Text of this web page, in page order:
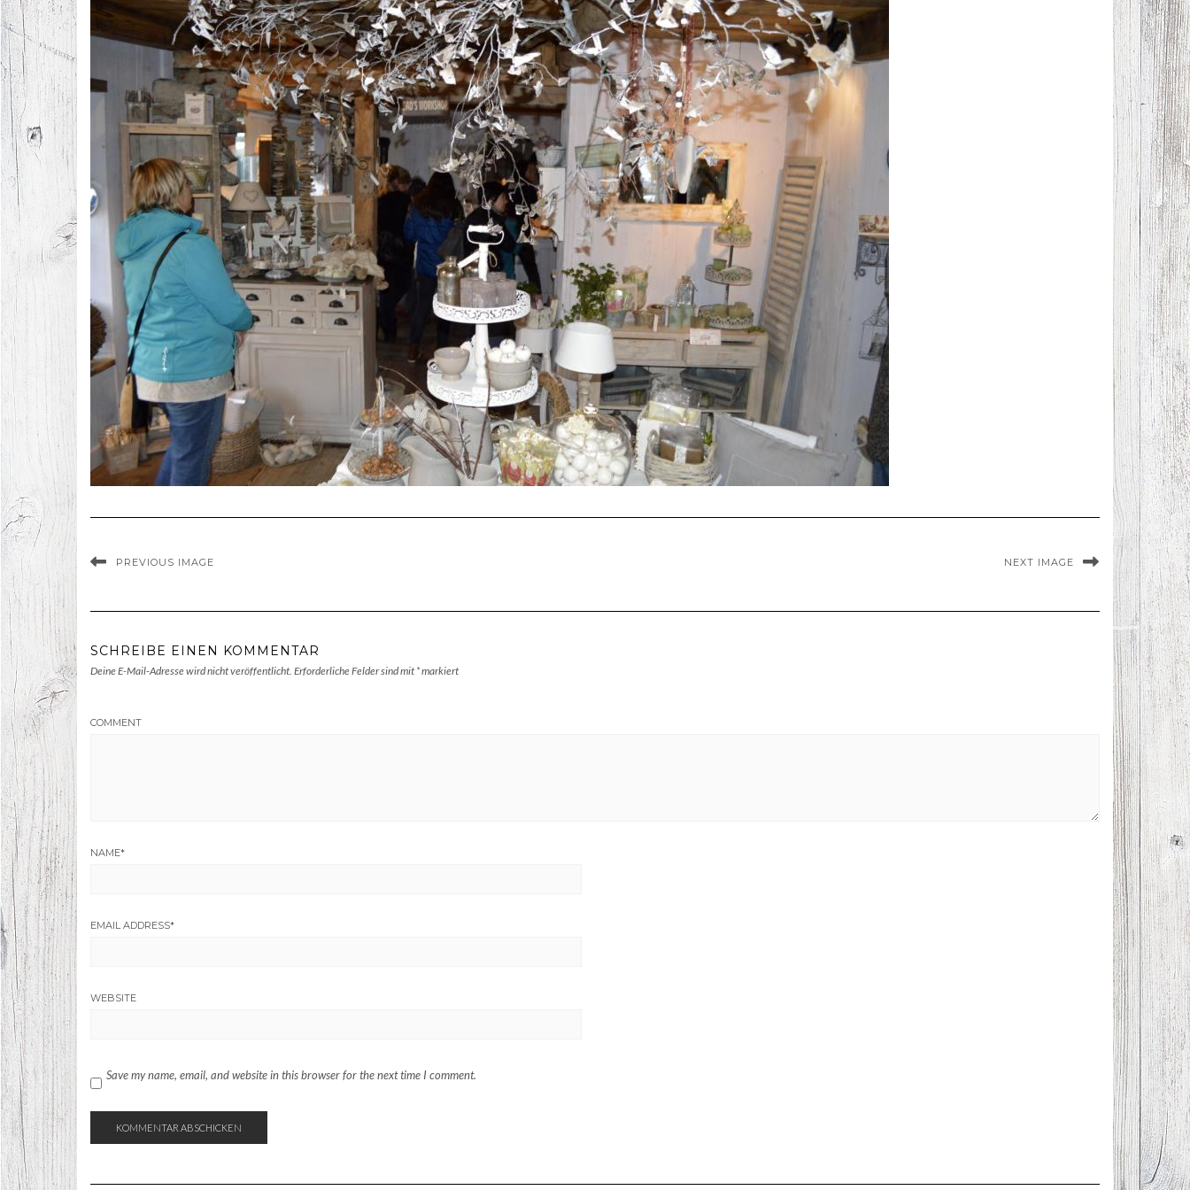
PREVIOUS IMAGE NEXT IMAGE
SCHREIBE EINEN KOMMENTAR
Deine E-Mail-Adresse wird nicht veröffentlicht. Erforderliche Felder sind mit *markiert
COMMENT
NAME*
EMAIL ADDRESS*
WEBSITE
Save my name, email, and website in this browser for the next time I comment.